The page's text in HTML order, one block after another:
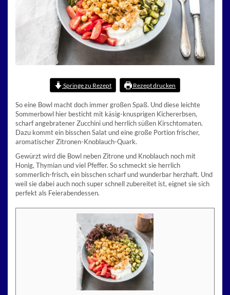
Springe zu Rezept Rezept drucken
So eine Bowl macht doch immer großen Spaß. Und diese leichte
Sommerbowl hier besticht mit käsig-knusprigen Kichererbsen,
scharf angebratener Zucchini und herrlich süßen Kirschtomaten.
Dazu kommt ein bisschen Salat und eine große Portion frischer,
aromatischer Zitronen-Knoblauch-Quark.
Gewürzt wird die Bowl neben Zitrone und Knoblauch noch mit
Honig, Thymian und viel Pfeffer. So schmeckt sie herrlich
sommerlich-frisch, ein bisschen scharf und wunderbar herzhaft. Und
weil sie dabei auch noch super schnell zubereitet ist, eignet sie sich
perfekt als Feierabendessen.